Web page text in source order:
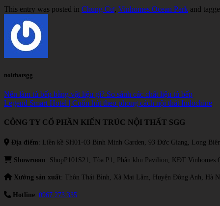
This entry was posted in Chung Cư, Vinhomes Ocean Park and
noithatsgg
Nên làm tủ bếp bằng vật liệu gì? So sánh các chất liệu tủ bếp
Legend Smart Hotel | Cuốn hút theo phong cách nội thất Indochine
CÔNG TY CỔ PHẦN KIẾN TRÚC NỘI THẤT SGG
Địa điểm: Liền kề SH01-03 Bình Minh Garden, 93 Đức Giang, Long
Showroom: ShopP101S21, Tòa P1, Phân khu Pavilion, KĐT Vinhomes
Xưởng sản xuất: Thôn Thái Bình, Xã Mai Lâm, Huyện Đông Anh, Hà
Hotline: 0967.273.335